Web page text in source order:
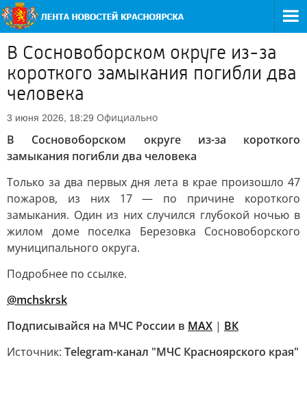
В Сосновоборском округе из-за
короткого замыкания погибли два
человека
3 июня 2026, 18:29 Официально
В Сосновоборском округе из-за короткого
замыкания погибли два человека
Только за два первых дня лета в крае произошло 47
пожаров, из них 17 — по причине короткого
замыкания. Один из них случился глубокой ночью в
жилом доме поселка Березовка Сосновоборского
муниципального округа.
Подробнее по ссылке.
@mchskrsk
Подписывайся на МЧС России в MAX | ВК
Источник: Telegram-канал "МЧС Красноярского края"